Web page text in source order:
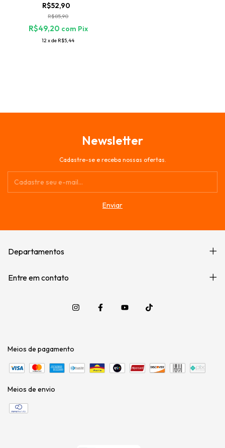
R$52,90
R$85,90
R$49,20 com Pix
12 xde R$5,44
Newsletter
Cadastre-se e receba nossas ofertas.
Departamentos
Entre em contato
Meios de pagamento
Meios de envio